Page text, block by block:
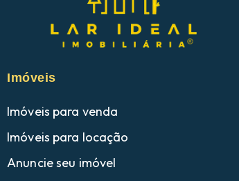
Imóveis
Imóveis para venda
Imóveis para locação
Anuncie seu imóvel